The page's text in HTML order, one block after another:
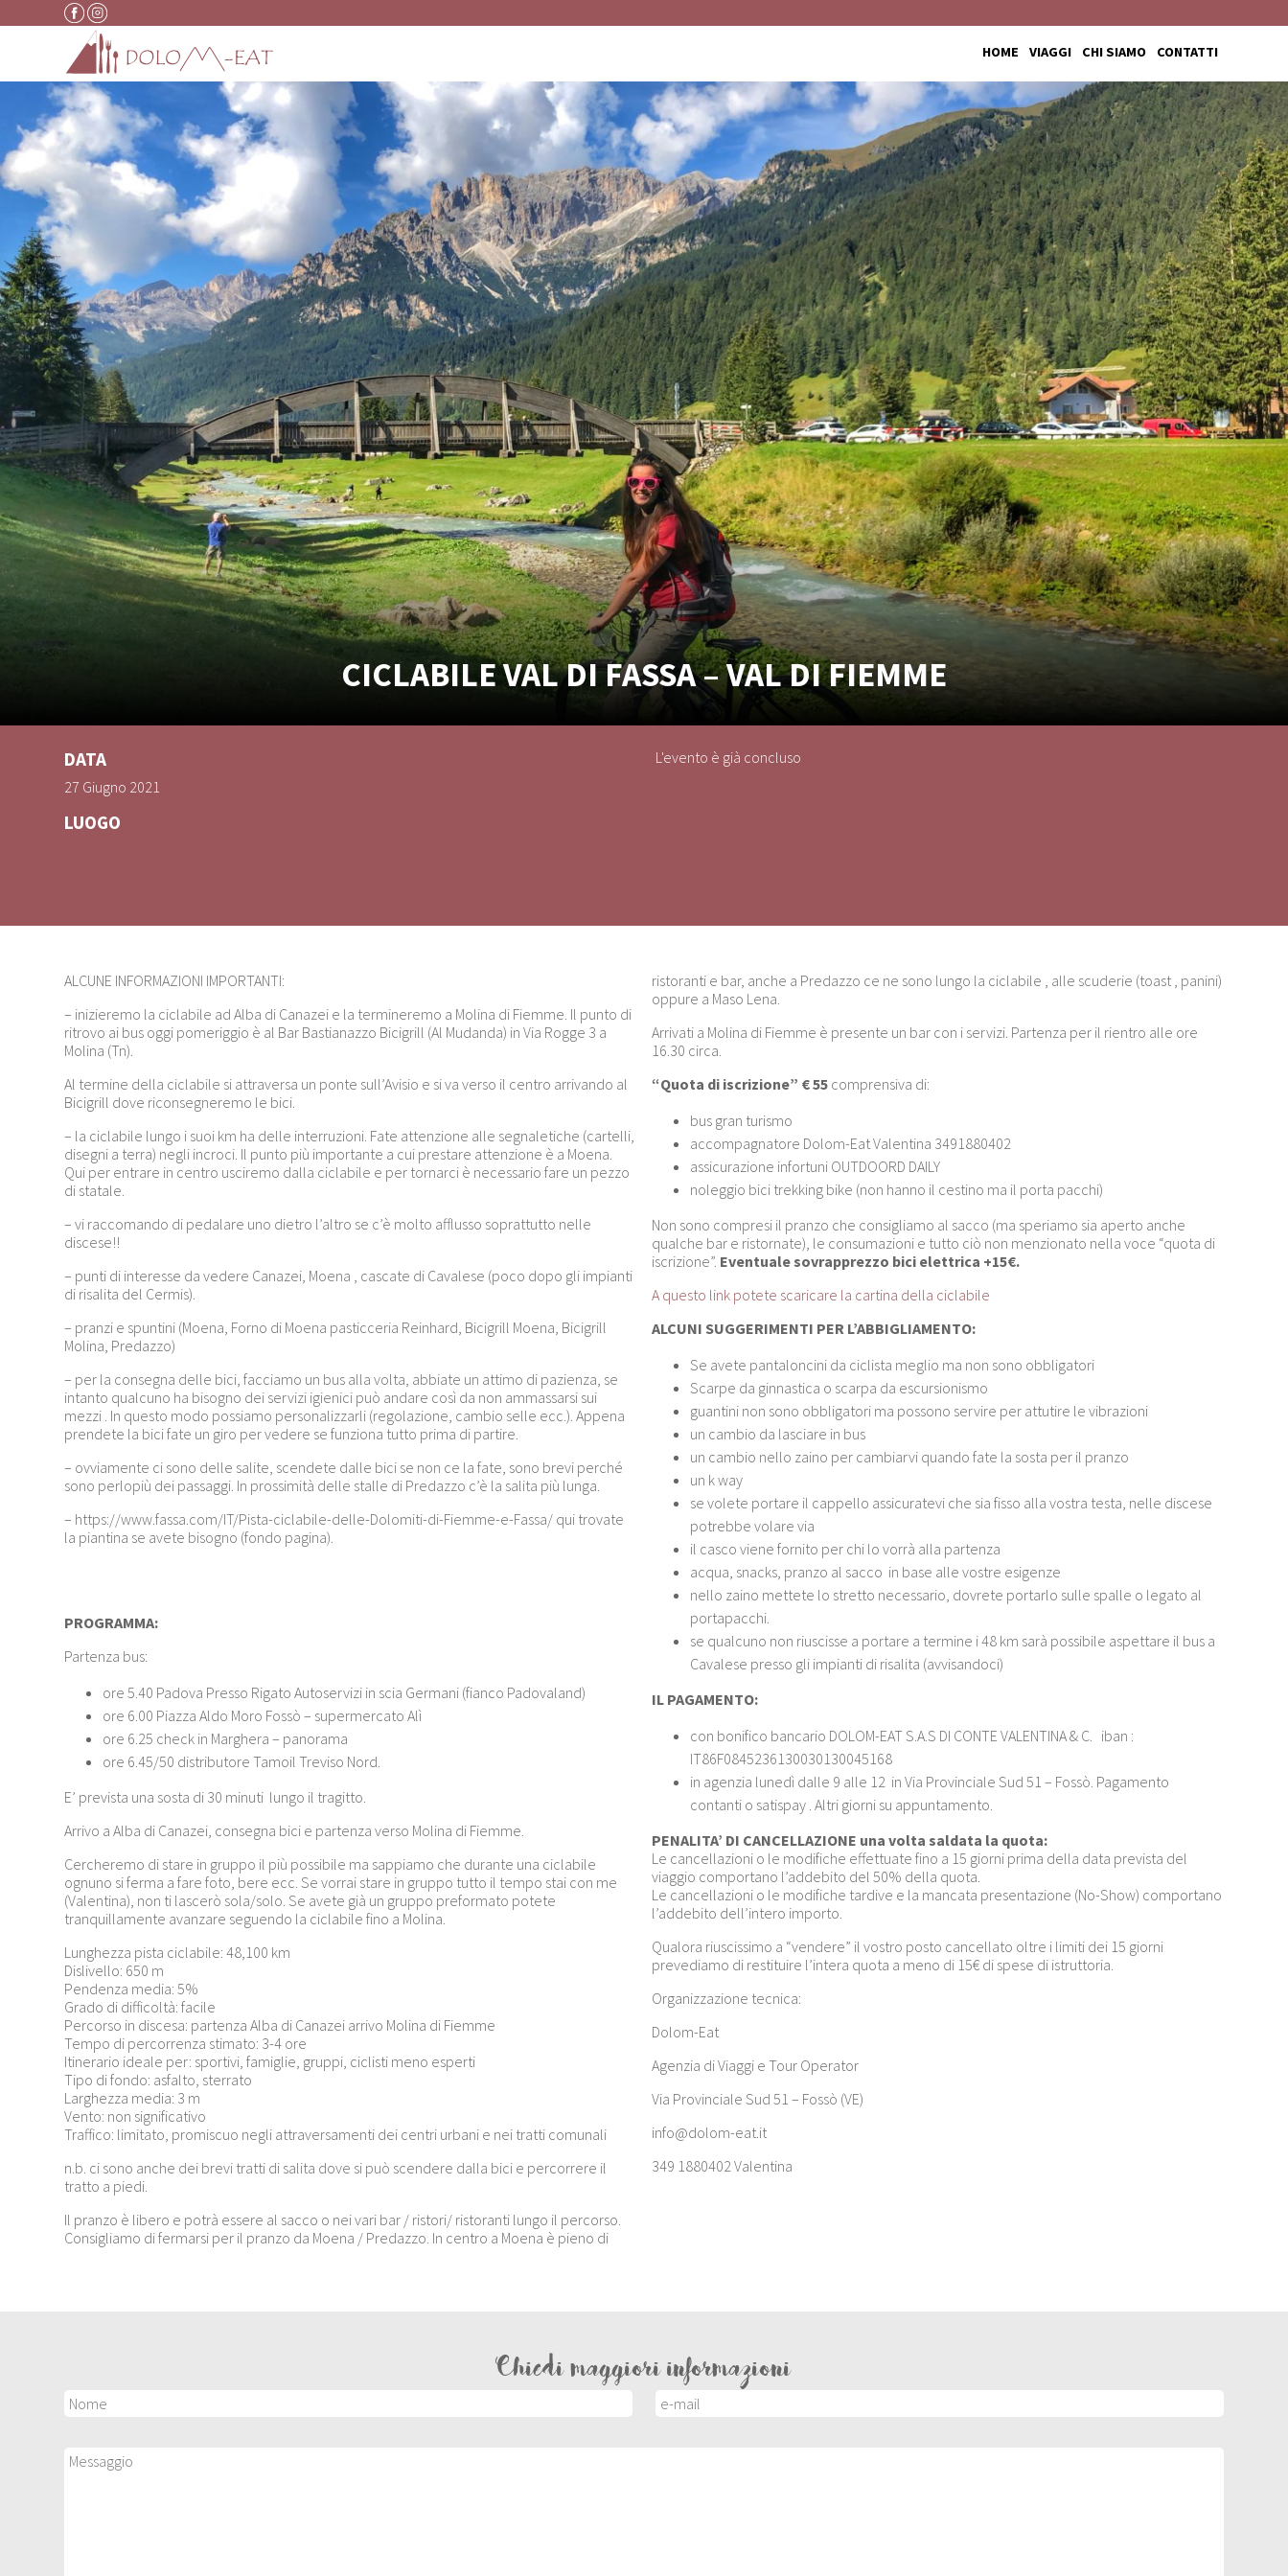
Vai al contenuto
HOME VIAGGI CHI SIAMO CONTATTI
CICLABILE VAL DI FASSA – VAL DI FIEMME
DATA
27 Giugno 2021
LUOGO
L'evento è già concluso
ALCUNE INFORMAZIONI IMPORTANTI:
– inizieremo la ciclabile ad Alba di Canazei e la termineremo a Molina di Fiemme. Il punto di
ritrovo ai bus oggi pomeriggio è al Bar Bastianazzo Bicigrill (Al Mudanda) in Via Rogge 3 a
Molina (Tn).
Al termine della ciclabile si attraversa un ponte sull’Avisio e si va verso il centro arrivando al
Bicigrill dove riconsegneremo le bici.
– la ciclabile lungo i suoi km ha delle interruzioni. Fate attenzione alle segnaletiche (cartelli,
disegni a terra) negli incroci. Il punto più importante a cui prestare attenzione è a Moena.
Qui per entrare in centro usciremo dalla ciclabile e per tornarci è necessario fare un pezzo
di statale.
– vi raccomando di pedalare uno dietro l’altro se c’è molto afflusso soprattutto nelle
discese!!
– punti di interesse da vedere Canazei, Moena , cascate di Cavalese (poco dopo gli impianti
di risalita del Cermis).
– pranzi e spuntini (Moena, Forno di Moena pasticceria Reinhard, Bicigrill Moena, Bicigrill
Molina, Predazzo)
– per la consegna delle bici, facciamo un bus alla volta, abbiate un attimo di pazienza, se
intanto qualcuno ha bisogno dei servizi igienici può andare così da non ammassarsi sui
mezzi . In questo modo possiamo personalizzarli (regolazione, cambio selle ecc.). Appena
prendete la bici fate un giro per vedere se funziona tutto prima di partire.
– ovviamente ci sono delle salite, scendete dalle bici se non ce la fate, sono brevi perché
sono perlopiù dei passaggi. In prossimità delle stalle di Predazzo c’è la salita più lunga.
– https://www.fassa.com/IT/Pista-ciclabile-delle-Dolomiti-di-Fiemme-e-Fassa/ qui trovate
la piantina se avete bisogno (fondo pagina).
PROGRAMMA:
Partenza bus:
ore 5.40 Padova Presso Rigato Autoservizi in scia Germani (fianco Padovaland)
ore 6.00 Piazza Aldo Moro Fossò – supermercato Alì
ore 6.25 check in Marghera – panorama
ore 6.45/50 distributore Tamoil Treviso Nord.
E’ prevista una sosta di 30 minuti lungo il tragitto.
Arrivo a Alba di Canazei, consegna bici e partenza verso Molina di Fiemme.
Cercheremo di stare in gruppo il più possibile ma sappiamo che durante una ciclabile
ognuno si ferma a fare foto, bere ecc. Se vorrai stare in gruppo tutto il tempo stai con me
(Valentina), non ti lascerò sola/solo. Se avete già un gruppo preformato potete
tranquillamente avanzare seguendo la ciclabile fino a Molina.
Lunghezza pista ciclabile: 48,100 km
Dislivello: 650 m
Pendenza media: 5%
Grado di difficoltà: facile
Percorso in discesa: partenza Alba di Canazei arrivo Molina di Fiemme
Tempo di percorrenza stimato: 3-4 ore
Itinerario ideale per: sportivi, famiglie, gruppi, ciclisti meno esperti
Tipo di fondo: asfalto, sterrato
Larghezza media: 3 m
Vento: non significativo
Traffico: limitato, promiscuo negli attraversamenti dei centri urbani e nei tratti comunali
n.b. ci sono anche dei brevi tratti di salita dove si può scendere dalla bici e percorrere il
tratto a piedi.
Il pranzo è libero e potrà essere al sacco o nei vari bar / ristori/ ristoranti lungo il percorso.
Consigliamo di fermarsi per il pranzo da Moena / Predazzo. In centro a Moena è pieno di
ristoranti e bar, anche a Predazzo ce ne sono lungo la ciclabile , alle scuderie (toast , panini)
oppure a Maso Lena.
Arrivati a Molina di Fiemme è presente un bar con i servizi. Partenza per il rientro alle ore
16.30 circa.
“Quota di iscrizione” € 55 comprensiva di:
bus gran turismo
accompagnatore Dolom-Eat Valentina 3491880402
assicurazione infortuni OUTDOORD DAILY
noleggio bici trekking bike (non hanno il cestino ma il porta pacchi)
Non sono compresi il pranzo che consigliamo al sacco (ma speriamo sia aperto anche
qualche bar e ristornate), le consumazioni e tutto ciò non menzionato nella voce “quota di
iscrizione”. Eventuale sovrapprezzo bici elettrica +15€.
A questo link potete scaricare la cartina della ciclabile
ALCUNI SUGGERIMENTI PER L’ABBIGLIAMENTO:
Se avete pantaloncini da ciclista meglio ma non sono obbligatori
Scarpe da ginnastica o scarpa da escursionismo
guantini non sono obbligatori ma possono servire per attutire le vibrazioni
un cambio da lasciare in bus
un cambio nello zaino per cambiarvi quando fate la sosta per il pranzo
un k way
se volete portare il cappello assicuratevi che sia fisso alla vostra testa, nelle discese
potrebbe volare via
il casco viene fornito per chi lo vorrà alla partenza
acqua, snacks, pranzo al sacco in base alle vostre esigenze
nello zaino mettete lo stretto necessario, dovrete portarlo sulle spalle o legato al
portapacchi.
se qualcuno non riuscisse a portare a termine i 48 km sarà possibile aspettare il bus a
Cavalese presso gli impianti di risalita (avvisandoci)
IL PAGAMENTO:
con bonifico bancario DOLOM-EAT S.A.S DI CONTE VALENTINA & C. iban :
IT86F0845236130030130045168
in agenzia lunedì dalle 9 alle 12 in Via Provinciale Sud 51 – Fossò. Pagamento
contanti o satispay . Altri giorni su appuntamento.
PENALITA’ DI CANCELLAZIONE una volta saldata la quota:
Le cancellazioni o le modifiche effettuate fino a 15 giorni prima della data prevista del
viaggio comportano l’addebito del 50% della quota.
Le cancellazioni o le modifiche tardive e la mancata presentazione (No-Show) comportano
l’addebito dell’intero importo.
Qualora riuscissimo a “vendere” il vostro posto cancellato oltre i limiti dei 15 giorni
prevediamo di restituire l’intera quota a meno di 15€ di spese di istruttoria.
Organizzazione tecnica:
Dolom-Eat
Agenzia di Viaggi e Tour Operator
Via Provinciale Sud 51 – Fossò (VE)
info@dolom-eat.it
349 1880402 Valentina
Chiedi maggiori informazioni